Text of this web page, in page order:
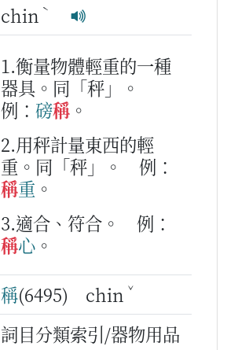
chin ˋ
1.衡量物體輕重的一種
器具。同「秤」。
例： 磅稱 。
2.用秤計量東西的輕
重。同「秤」。
例：
稱重 。
3.適合、符合。
例：
稱心 。
稱(6495) chin ˇ
詞目分類索引/器物用品